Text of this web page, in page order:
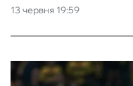
ФУТЗАЛ
ІНШІ
13 червня 19:59